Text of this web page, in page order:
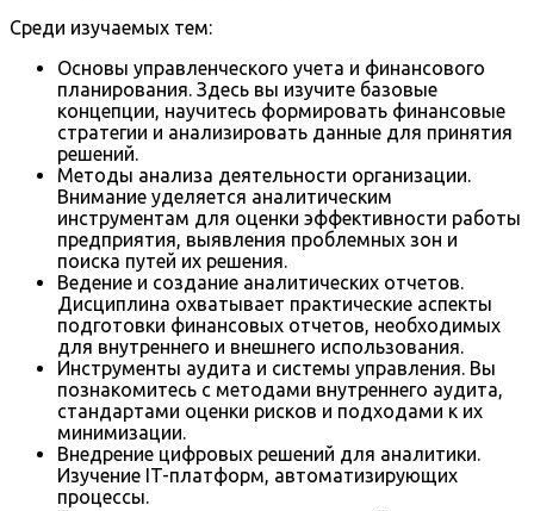
Среди изучаемых тем:
Основы управленческого учета и финансового
планирования. Здесь вы изучите базовые
концепции, научитесь формировать финансовые
стратегии и анализировать данные для принятия
решений.
Методы анализа деятельности организации.
Внимание уделяется аналитическим
инструментам для оценки эффективности работы
предприятия, выявления проблемных зон и
поиска путей их решения.
Ведение и создание аналитических отчетов.
Дисциплина охватывает практические аспекты
подготовки финансовых отчетов, необходимых
для внутреннего и внешнего использования.
Инструменты аудита и системы управления. Вы
познакомитесь с методами внутреннего аудита,
стандартами оценки рисков и подходами к их
минимизации.
Внедрение цифровых решений для аналитики.
Изучение IT-платформ, автоматизирующих
процессы.